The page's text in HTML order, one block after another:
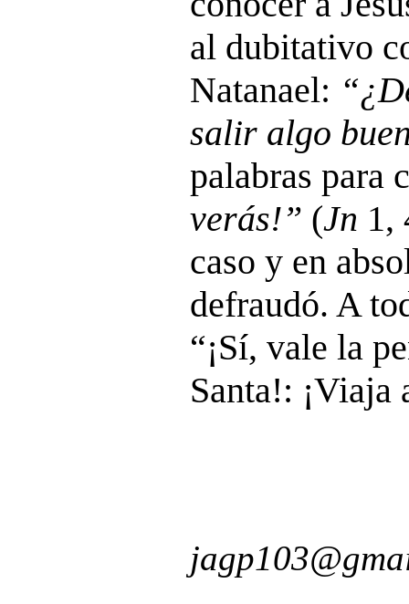
al dubitativo
Natanael:
salir algo
palabras para
verás!” (Jn 1,
caso y en
defraudó. A
“¡Sí, vale la
Santa!: